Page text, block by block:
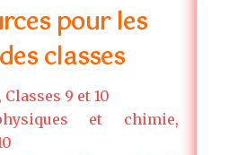
pour les
classes
Classes 9 et 10
et chimie,